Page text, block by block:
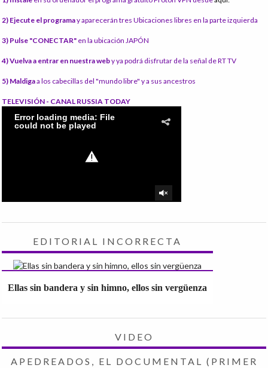
2) Ejecute el programay aparecerán tres Ubicaciones libres en la parte izquierda
3) Pulse "CONECTAR" en la ubicación JAPÓN
4) Vuelva a entrar en nuestra weby ya podrá disfrutar de la señal de RT TV
5) Maldigaa los cabecillas del "mundo libre" y a sus ancestros
TELEVISIÓN - CANAL RUSSIA TODAY
EDITORIAL INCORRECTA
Ellas sin bandera y sin himno, ellos sin vergüenza
VIDEO
APEDREADOS, EL DOCUMENTAL (PRIMER